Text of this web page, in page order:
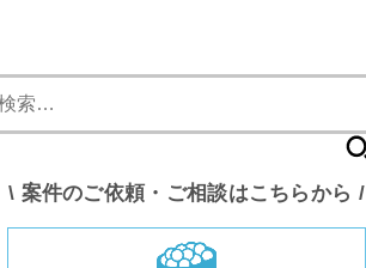
\ 案件のご依頼・ご相談はこちらから /